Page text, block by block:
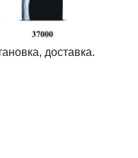
доставка.